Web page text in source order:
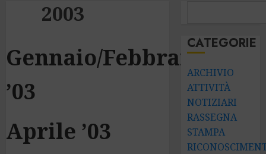
2003
Gennaio/Febbraio
’03
Aprile ’03
CATEGORIE
ARCHIVIO
ATTIVITÀ
NOTIZIARI
RASSEGNA
STAMPA